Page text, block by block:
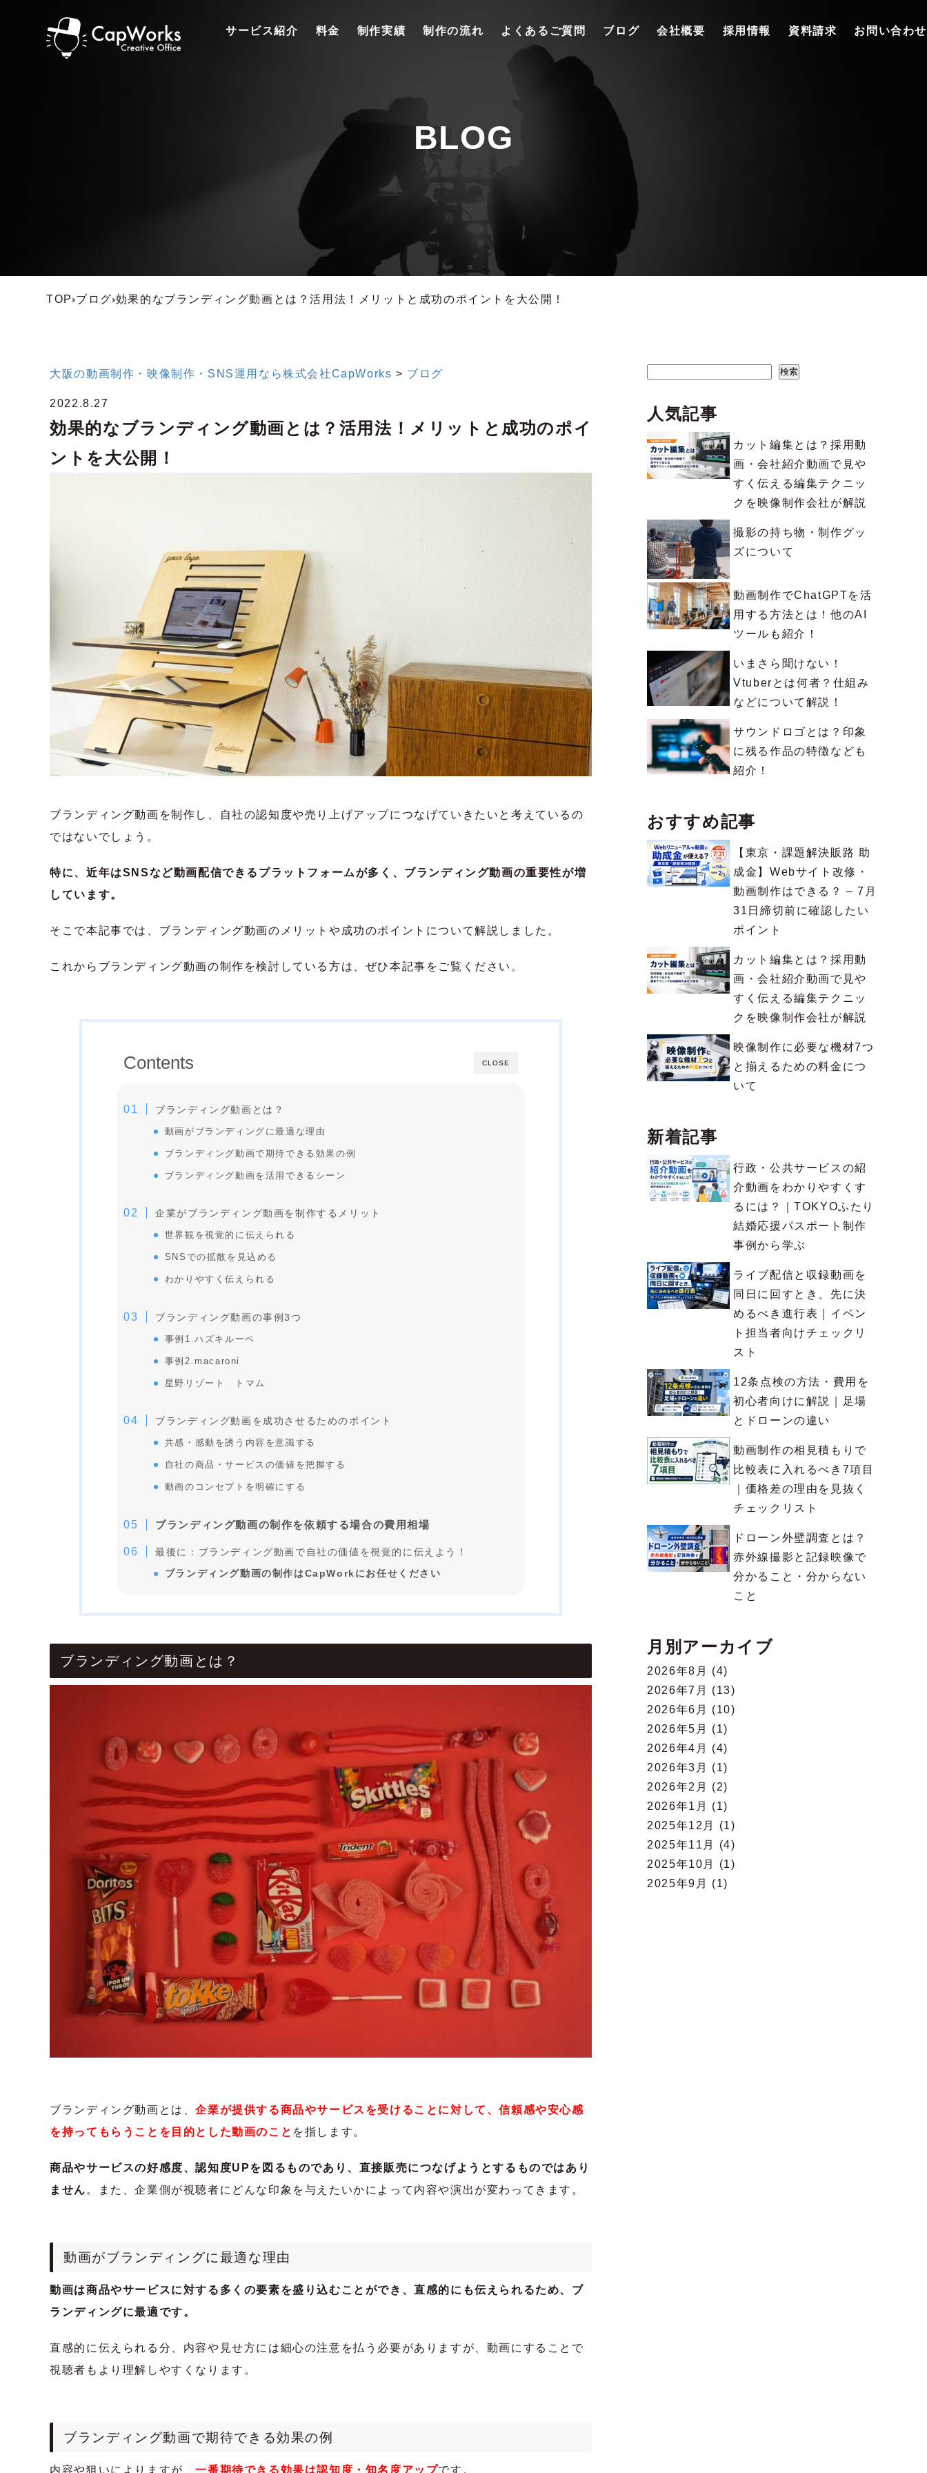
サービス紹介 料金 制作実績 制作の流れ よくあるご質問 ブログ 会社概要 採用情報 資料請求 お問い合わせ
BLOG
TOP ブログ 効果的なブランディング動画とは？活用法！メリットと成功のポイントを大公開！
大阪の動画制作・映像制作・SNS運用なら株式会社CapWorks > ブログ
2022.8.27
効果的なブランディング動画とは？活用法！メリットと成功のポイ
ントを大公開！
ブランディング動画を制作し、自社の認知度や売り上げアップにつなげていきたいと考えているの
ではないでしょう。
特に、近年はSNSなど動画配信できるプラットフォームが多く、ブランディング動画の重要性が増
しています。
そこで本記事では、ブランディング動画のメリットや成功のポイントについて解説しました。
これからブランディング動画の制作を検討している方は、ぜひ本記事をご覧ください。
CLOSE
Contents
ブランディング動画とは？
動画がブランディングに最適な理由
ブランディング動画で期待できる効果の例
ブランディング動画を活用できるシーン
企業がブランディング動画を制作するメリット
世界観を視覚的に伝えられる
SNSでの拡散を見込める
わかりやすく伝えられる
ブランディング動画の事例3つ
事例1.ハズキルーペ
事例2.macaroni
星野リゾート トマム
ブランディング動画を成功させるためのポイント
共感・感動を誘う内容を意識する
自社の商品・サービスの価値を把握する
動画のコンセプトを明確にする
ブランディング動画の制作を依頼する場合の費用相場
最後に：ブランディング動画で自社の価値を視覚的に伝えよう！
ブランディング動画の制作はCapWorkにお任せください
ブランディング動画とは？
ブランディング動画とは、企業が提供する商品やサービスを受けることに対して、信頼感や安心感
を持ってもらうことを目的とした動画のこと を指します。
商品やサービスの好感度、認知度UPを図るものであり、直接販売につなげようとするものではあり
ません 。また、企業側が視聴者にどんな印象を与えたいかによって内容や演出が変わってきます。
動画がブランディングに最適な理由
動画は商品やサービスに対する多くの要素を盛り込むことができ、直感的にも伝えられるため、ブ
ランディングに最適です。
直感的に伝えられる分、内容や見せ方には細心の注意を払う必要がありますが、動画にすることで
視聴者もより理解しやすくなります。
ブランディング動画で期待できる効果の例
内容や狙いによりますが、一番期待できる効果は認知度・知名度アップです。
検索
人気記事
カット編集とは？採用動
画・会社紹介動画で見や
すく伝える編集テクニッ
クを映像制作会社が解説
撮影の持ち物・制作グッ
ズについて
動画制作でChatGPTを活
用する方法とは！他のAI
ツールも紹介！
いまさら聞けない！
Vtuberとは何者？仕組み
などについて解説！
サウンドロゴとは？印象
に残る作品の特徴なども
紹介！
おすすめ記事
【東京・課題解決販路 助
成金】Webサイト改修・
動画制作はできる？ – 7月
31日締切前に確認したい
ポイント
カット編集とは？採用動
画・会社紹介動画で見や
すく伝える編集テクニッ
クを映像制作会社が解説
映像制作に必要な機材7つ
と揃えるための料金につ
いて
新着記事
行政・公共サービスの紹
介動画をわかりやすくす
るには？｜TOKYOふたり
結婚応援パスポート制作
事例から学ぶ
ライブ配信と収録動画を
同日に回すとき、先に決
めるべき進行表｜イベン
ト担当者向けチェックリ
スト
12条点検の方法・費用を
初心者向けに解説｜足場
とドローンの違い
動画制作の相見積もりで
比較表に入れるべき7項目
｜価格差の理由を見抜く
チェックリスト
ドローン外壁調査とは？
赤外線撮影と記録映像で
分かること・分からない
こと
月別アーカイブ
2026年8月
(4)
2026年7月
(13)
2026年6月
(10)
2026年5月
(1)
2026年4月
(4)
2026年3月
(1)
2026年2月
(2)
2026年1月
(1)
2025年12月
(1)
2025年11月
(4)
2025年10月
(1)
2025年9月
(1)